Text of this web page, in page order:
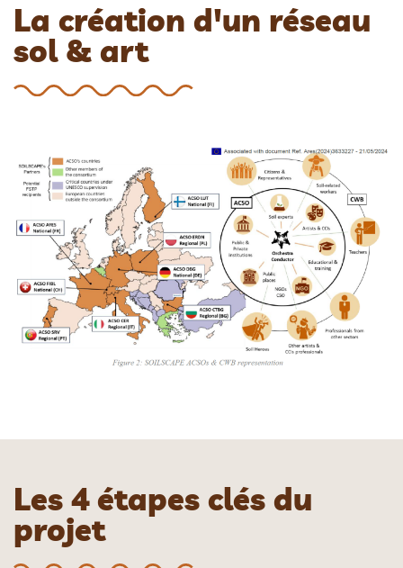
La création d'un réseau
sol & art
Les 4 étapes clés du
projet